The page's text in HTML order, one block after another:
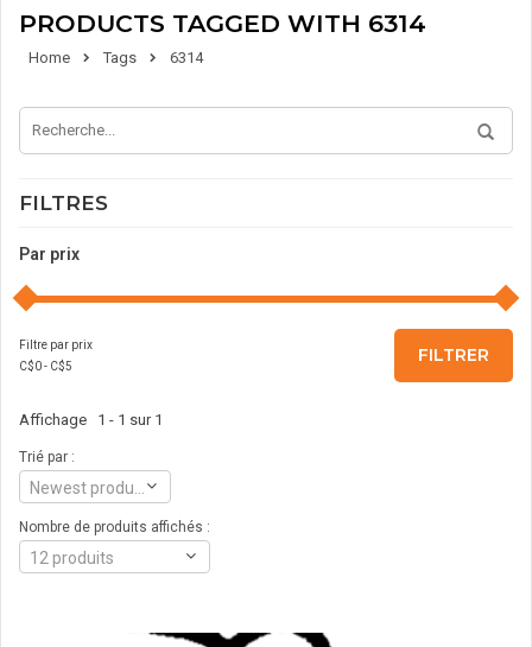
PRODUCTS TAGGED WITH 6314
Home Tags 6314
FILTRES
Par prix
Filtre par prix
C$0- C$5
FILTRER
Affichage 1 - 1 sur 1
Trié par :
Nombre de produits affichés :
12 produits